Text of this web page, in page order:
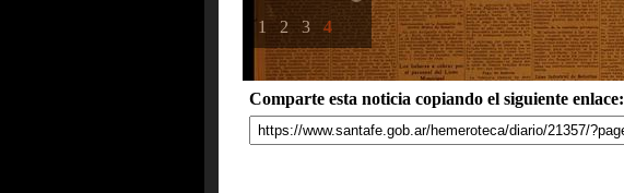
1 2 3 4
Comparte esta noticia copiando el siguiente enlace: